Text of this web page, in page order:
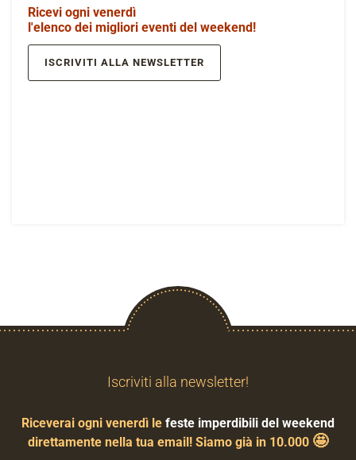
Ricevi ogni venerdì
l'elenco dei migliori eventi del weekend!
ISCRIVITI ALLA NEWSLETTER
Iscriviti alla newsletter!
Riceverai ogni venerdì le feste imperdibili del weekend
direttamente nella tua email! Siamo già in 10.000 🤩